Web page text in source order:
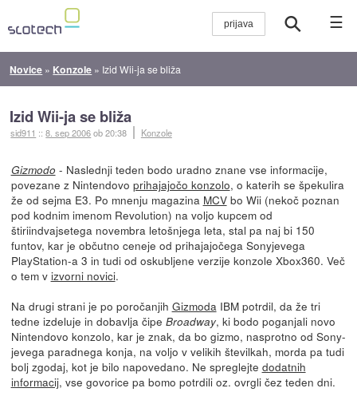
☰
Novice » Konzole » Izid Wii-ja se bliža
Izid Wii-ja se bliža
sid911 ::8. sep 2006ob 20:38 Konzole
Gizmodo - Naslednji teden bodo uradno znane vse informacije,
povezane z Nintendovo prihajajočo konzolo, o katerih se špekulira
že od sejma E3. Po mnenju magazina MCVbo Wii (nekoč poznan
pod kodnim imenom Revolution) na voljo kupcem od
štiriindvajsetega novembra letošnjega leta, stal pa naj bi 150
funtov, kar je občutno ceneje od prihajajočega Sonyjevega
PlayStation-a 3 in tudi od oskubljene verzije konzole Xbox360. Več
o tem v izvorni novici.
Na drugi strani je po poročanjih Gizmoda IBM potrdil, da že tri
tedne izdeluje in dobavlja čipe Broadway, ki bodo poganjali novo
Nintendovo konzolo, kar je znak, da bo gizmo, nasprotno od Sony-
jevega paradnega konja, na voljo v velikih številkah, morda pa tudi
bolj zgodaj, kot je bilo napovedano. Ne spreglejte dodatnih
informacij, vse govorice pa bomo potrdili oz. ovrgli čez teden dni.